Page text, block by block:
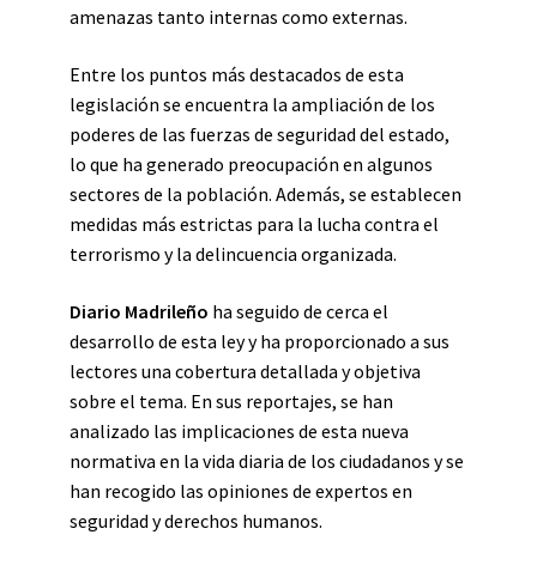
amenazas tanto internas como externas.
Entre los puntos más destacados de esta
legislación se encuentra la ampliación de los
poderes de las fuerzas de seguridad del estado,
lo que ha generado preocupación en algunos
sectores de la población. Además, se establecen
medidas más estrictas para la lucha contra el
terrorismo y la delincuencia organizada.
Diario Madrileño ha seguido de cerca el
desarrollo de esta ley y ha proporcionado a sus
lectores una cobertura detallada y objetiva
sobre el tema. En sus reportajes, se han
analizado las implicaciones de esta nueva
normativa en la vida diaria de los ciudadanos y se
han recogido las opiniones de expertos en
seguridad y derechos humanos.